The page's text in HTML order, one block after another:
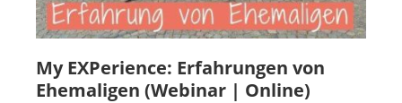
My EXPerience: Erfahrungen von
Ehemaligen (Webinar | Online)